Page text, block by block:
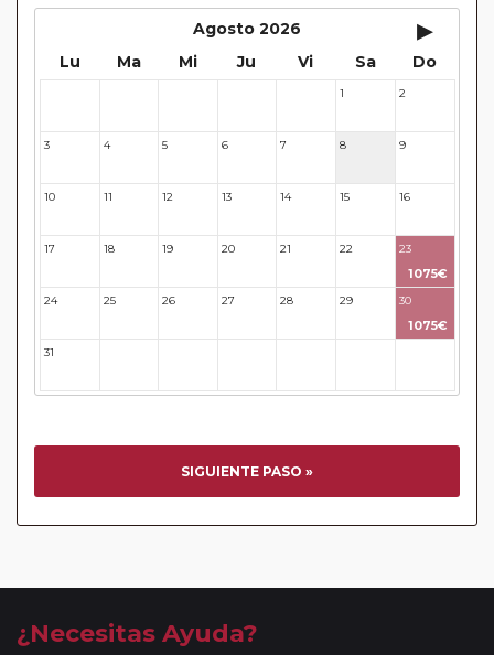
Agosto 2026
▸
Lu Ma Mi Ju Vi Sa Do
1 2
3 4 5 6 7 8 9
10 11 12 13 14 15 16
17 18 19 20 21 22 23
1075€
24 25 26 27 28 29 30
1075€
31
SIGUIENTE PASO »
¿Necesitas Ayuda?